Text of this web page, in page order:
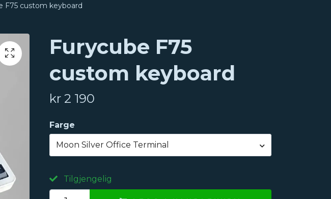
F75 custom keyboard
Furycube F75
custom keyboard
kr 2 190
Farge
Moon Silver Office Terminal
Tilgjengelig